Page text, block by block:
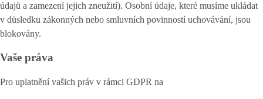
údajů a zamezení jejich zneužití). Osobní údaje, které musíme ukládat
v důsledku zákonných nebo smluvních povinností uchovávání, jsou
blokovány.
Vaše práva
Pro uplatnění vašich práv v rámci GDPR na